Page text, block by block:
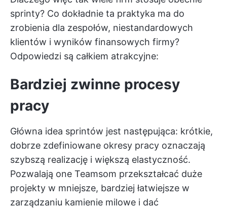
sprinty? Co dokładnie ta praktyka ma do
zrobienia dla zespołów, niestandardowych
klientów i wyników finansowych firmy?
Odpowiedzi są całkiem atrakcyjne:
Bardziej zwinne procesy
pracy
Główna idea sprintów jest następująca: krótkie,
dobrze zdefiniowane okresy pracy oznaczają
szybszą realizację i większą elastyczność.
Pozwalają one Teamsom przekształcać duże
projekty w mniejsze, bardziej łatwiejsze w
zarządzaniu kamienie milowe i dać